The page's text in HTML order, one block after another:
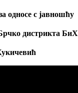
односе с јавношћу
дистрикта БиХ